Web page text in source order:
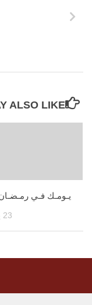
ALSO LIKE...
يـومـك فـي
23 يوليو، 2011